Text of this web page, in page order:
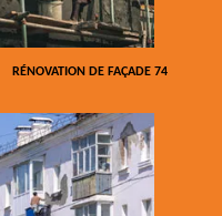
RÉNOVATION DE FAÇADE 74